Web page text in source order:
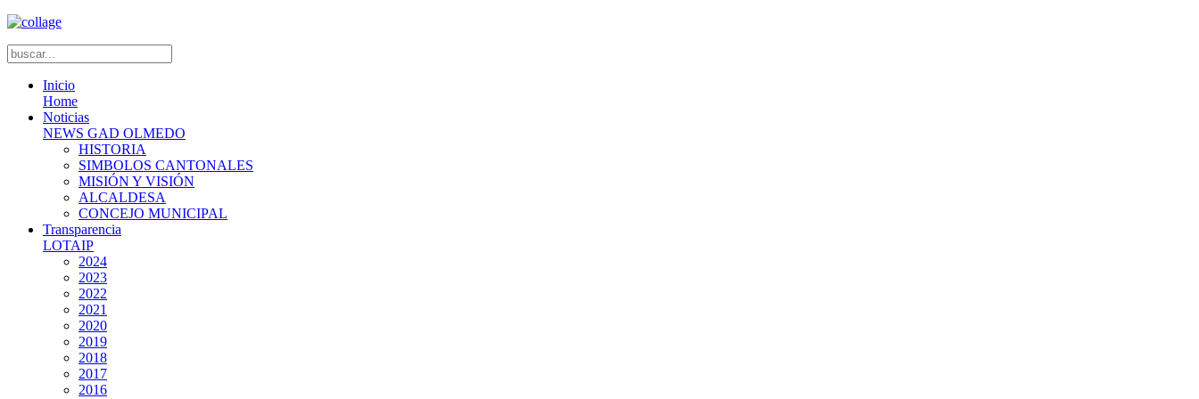
Inicio
Home
Noticias
NEWS GAD OLMEDO
HISTORIA
SIMBOLOS CANTONALES
MISIÓN Y VISIÓN
ALCALDESA
CONCEJO MUNICIPAL
Transparencia
LOTAIP
2024
2023
2022
2021
2020
2019
2018
2017
2016